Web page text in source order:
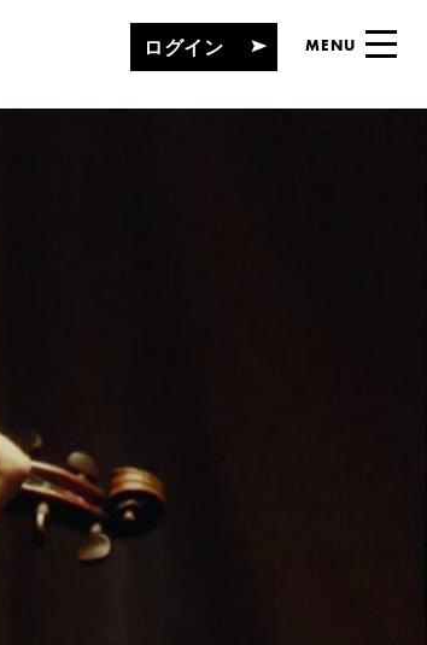
ログイン MENU